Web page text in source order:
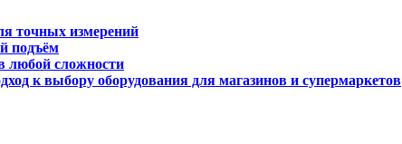
точных измерений
подъём
любой сложности
к выбору оборудования для магазинов и супермаркетов